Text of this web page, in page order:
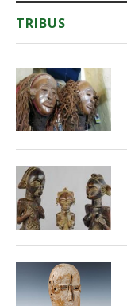
TRIBUS